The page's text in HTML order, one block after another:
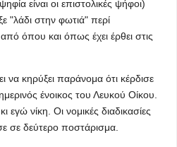
είναι οι επιστολικές ψήφοι)
"λάδι στην φωτιά" περί
όπου και όπως έχει έρθει στις
κηρύξει παράνομα ότι κέρδισε
ένοικος του Λευκού Οίκου.
νίκη. Οι νομικές διαδικασίες
σε δεύτερο ποστάρισμα.